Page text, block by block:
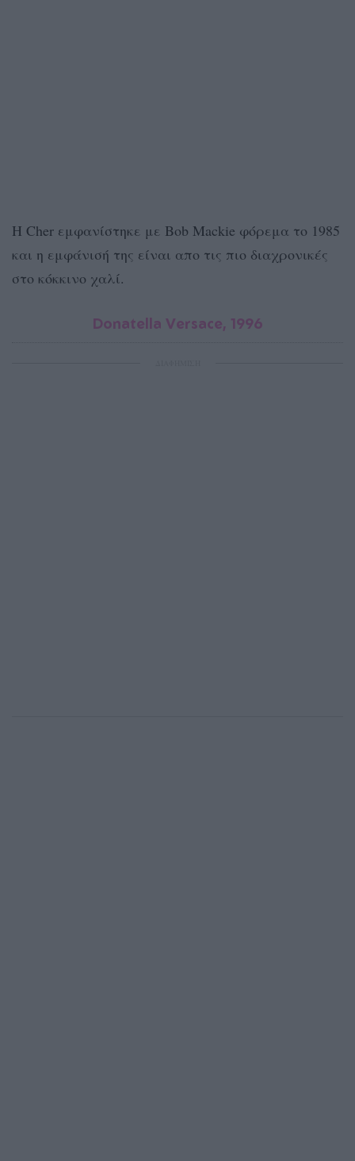
H Cher εμφανίστηκε με Bob Mackie φόρεμα το 1985
και η εμφάνισή της είναι απο τις πιο διαχρονικές
στο κόκκινο χαλί.
Donatella Versace, 1996